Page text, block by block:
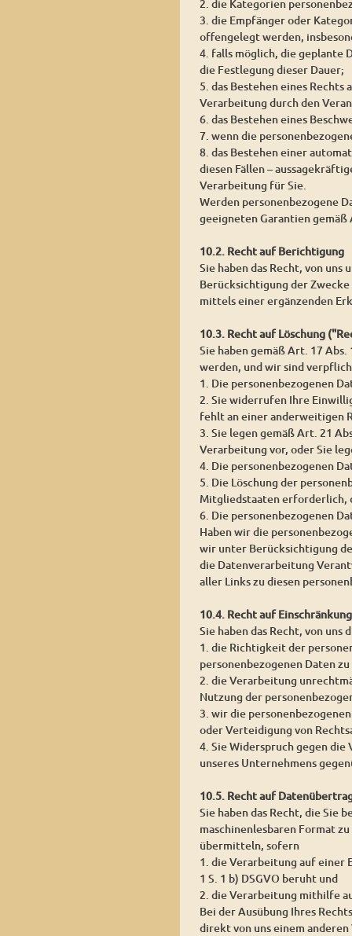
2. die Kategorien
3. die Empfänger oder
offengelegt werden,
4. falls möglich, die geplante
die Festlegung dieser Dauer;
5. das Bestehen eines
Verarbeitung durch den
6. das Bestehen eines
7. wenn die
8. das Bestehen einer
diesen Fällen –
Verarbeitung für Sie.
Werden personenbezogene
geeigneten Garantien
10.2. Recht auf Berichtigung
Sie haben das Recht, von
Berücksichtigung der
mittels einer ergänzenden
10.3. Recht auf Löschung
Sie haben gemäß Art. 17
werden, und wir sind
1. Die personenbezogenen
2. Sie widerrufen Ihre
fehlt an einer anderweitigen
3. Sie legen gemäß Art. 21
Verarbeitung vor, oder Sie
4. Die personenbezogenen
5. Die Löschung der
Mitgliedstaaten erforderlich,
6. Die personenbezogenen
Haben wir die
wir unter Berücksichtigung
die Datenverarbeitung
aller Links zu diesen
10.4. Recht auf
Sie haben das Recht, von
1. die Richtigkeit der
personenbezogenen Daten
2. die Verarbeitung
Nutzung der
3. wir die
oder Verteidigung von
4. Sie Widerspruch gegen
unseres Unternehmens
10.5. Recht auf
Sie haben das Recht, die Sie
maschinenlesbaren Format
übermitteln, sofern
1. die Verarbeitung auf einer
1 S. 1 b) DSGVO beruht und
2. die Verarbeitung mithilfe
Bei der Ausübung Ihres
direkt von uns einem